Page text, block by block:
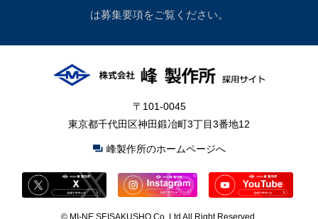
は募集要項をご覧ください。
〒101-0045
東京都千代田区神田鍛冶町3丁目3番地12
峰製作所のホームページへ
© MI-NE SEISAKUSHO Co.,Ltd All Right Reserved.